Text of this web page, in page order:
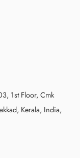
1st Floor, Cmk
Kerala, India,